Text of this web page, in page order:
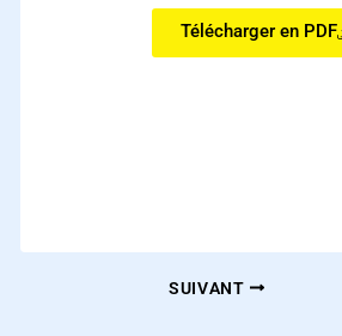
Télécharger en PDF
SUIVANT